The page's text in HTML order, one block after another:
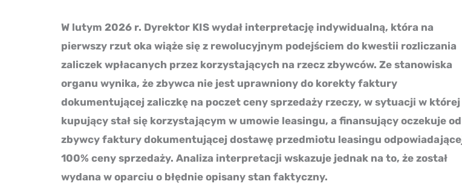
W lutym 2026 r. Dyrektor KIS wydał interpretację indywidualną, która na
pierwszy rzut oka wiąże się z rewolucyjnym podejściem do kwestii rozliczania
zaliczek wpłacanych przez korzystających na rzecz zbywców. Ze stanowiska
organu wynika, że zbywca nie jest uprawniony do korekty faktury
dokumentującej zaliczkę na poczet ceny sprzedaży rzeczy, w sytuacji w której
kupujący stał się korzystającym w umowie leasingu, a finansujący oczekuje od
zbywcy faktury dokumentującej dostawę przedmiotu leasingu
100% ceny sprzedaży. Analiza interpretacji wskazuje jednak na to, że został
wydana w oparciu o błędnie opisany stan faktyczny.